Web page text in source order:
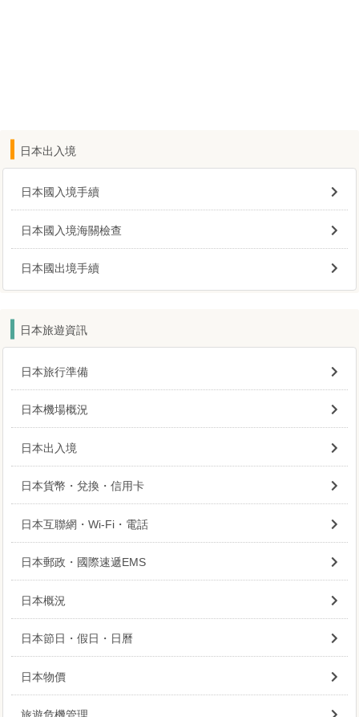
日本出入境
日本國入境手續
日本國入境海關檢查
日本國出境手續
日本旅遊資訊
日本旅行準備
日本機場概況
日本出入境
日本貨幣・兌換・信用卡
日本互聯網・Wi-Fi・電話
日本郵政・國際速遞EMS
日本概況
日本節日・假日・日曆
日本物價